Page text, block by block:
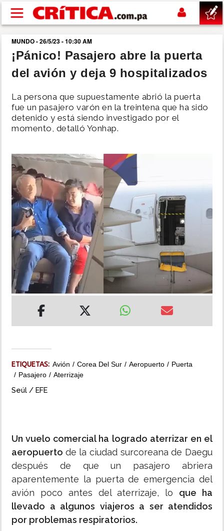
Pasar al contenido principal
buscar
SUCESOS
NACIONAL
POLÍTICA
SHOW
DEPORTES
MUNDO
INSÓLITAS
MULTIMEDIA
MUNDO - 26/5/23 - 10:30 AM
¡Pánico! Pasajero abre la puerta
del avión y deja 9 hospitalizados
La persona que supuestamente abrió la puerta
fue un pasajero varón en la treintena que ha sido
detenido y está siendo investigado por el
momento, detalló Yonhap.
ETIQUETAS: Avión Corea Del Sur Aeropuerto
Puerta
Pasajero
Aterrizaje
Seúl / EFE
Un vuelo comercial ha logrado aterrizar en el
aeropuerto de la ciudad surcoreana de Daegu
después de que un pasajero abriera
aparentemente la puerta de emergencia del
avión poco antes del aterrizaje, lo que ha
llevado a algunos viajeros a ser atendidos
por problemas respiratorios.